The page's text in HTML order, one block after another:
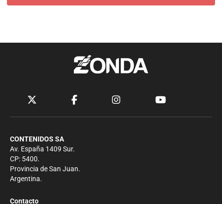
CONTENIDOS SA
Av. España 1409 Sur.
CP: 5400.
Provincia de San Juan.
Argentina.
Contacto